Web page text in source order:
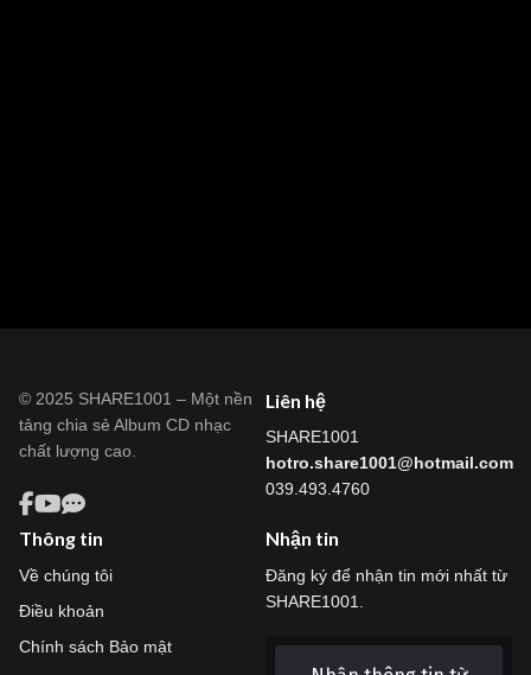
© 2025 SHARE1001 – Một nền
tảng chia sẻ Album CD nhạc
chất lượng cao.
Liên hệ
SHARE1001
hotro.share1001@hotmail.com
039.493.4760
Thông tin
Về chúng tôi
Điều khoản
Chính sách Bảo mật
Nhận tin
Đăng ký để nhận tin mới nhất từ
SHARE1001.